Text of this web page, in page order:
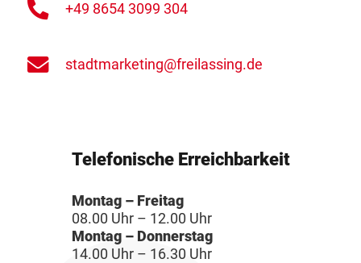
+49 8654 3099 304
stadtmarketing@freilassing.de
Telefonische Erreichbarkeit
Montag – Freitag
08.00 Uhr – 12.00 Uhr
Montag – Donnerstag
14.00 Uhr – 16.30 Uhr